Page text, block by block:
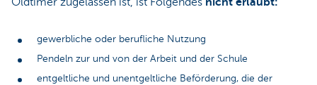
gewerbliche oder berufliche Nutzung
Pendeln zur und von der Arbeit und der Schule
entgeltliche und unentgeltliche Beförderung, die der